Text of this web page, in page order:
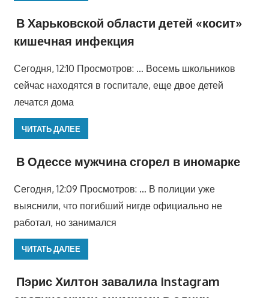
В Харьковской области детей «косит»
кишечная инфекция
Сегодня, 12:10 Просмотров: … Восемь школьников
сейчас находятся в госпитале, еще двое детей
лечатся дома
ЧИТАТЬ ДАЛЕЕ
В Одессе мужчина сгорел в иномарке
Сегодня, 12:09 Просмотров: … В полиции уже
выяснили, что погибший нигде официально не
работал, но занимался
ЧИТАТЬ ДАЛЕЕ
Пэрис Хилтон завалила Instagram